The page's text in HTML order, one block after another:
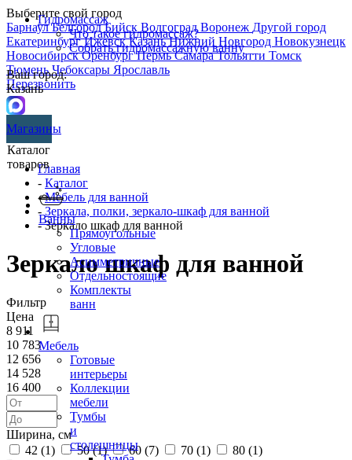
Выберите свой город
БарнаулБелгородБийск ВолгоградВоронеж Другой город
ЕкатеринбургИжевскКазаньНижний Новгород Новокузнецк
НовосибирскОренбургПермьСамараТольятти Томск
ТюменьЧебоксары Ярославль
Перезвонить
Гидромассаж
Что такое гидромассаж?
Собрать гидромассажную ванну
Ваш город:
Казань
Магазины
Каталог
товаров
Ванны
Прямоугольные
Угловые
Асимметричные
Отдельностоящие
Комплекты
ванн
Мебель
Готовые
интерьеры
Коллекции
мебели
Тумбы
и
столешницы
Главная
- Каталог
-Мебель для ванной
- Зеркала, полки, зеркало-шкаф для ванной
- Зеркало шкаф для ванной
Зеркало шкаф для ванной
Фильтр
Цена
8 911
10 783
12 656
14 528
16 400
Ширина, см
42 (1) 50 (1) 60 (7) 70 (1) 80 (1)